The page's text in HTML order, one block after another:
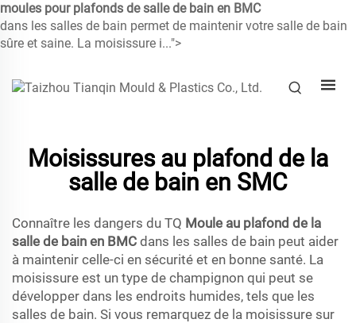
moules pour plafonds de salle de bain en BMC
dans les salles de bain permet de maintenir votre salle de bain
sûre et saine. La moisissure i...">
Moisissures au plafond de la
salle de bain en SMC
Connaître les dangers du TQ Moule au plafond de la
salle de bain en BMC dans les salles de bain peut aider
à maintenir celle-ci en sécurité et en bonne santé. La
moisissure est un type de champignon qui peut se
développer dans les endroits humides, tels que les
salles de bain. Si vous remarquez de la moisissure sur